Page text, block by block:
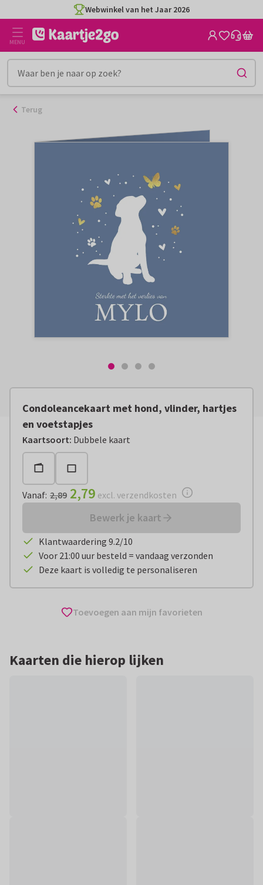
naar
inhoud
Webwinkel van het Jaar 2026
MENU
Terug
Condoleancekaart met hond, vlinder, hartjes
en voetstapjes
Kaartsoort: Dubbele kaart
Vanaf:€ 2,79 excl. verzendkosten
Vanaf: 2,89 2,79 excl. verzendkosten
Bewerk je kaart
Klantwaardering 9.2/10
Voor 21:00 uur besteld = vandaag verzonden
Deze kaart is volledig te personaliseren
Toevoegen aan mijn favorieten
Kaarten die hierop lijken